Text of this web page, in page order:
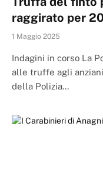
raggirato per
1 Maggio 2025
Indagini in corso La
alle truffe agli anziani
della Polizia…